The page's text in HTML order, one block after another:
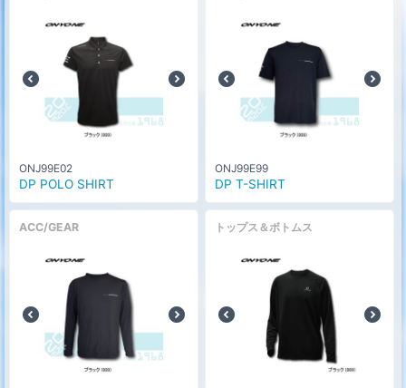
ONJ99E02
DP POLO SHIRT
ONJ99E99
DP T-SHIRT
ACC/GEAR トップス＆ボトムス